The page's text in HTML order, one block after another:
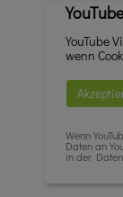
YouTube
wenn
Wenn
Daten an
in der